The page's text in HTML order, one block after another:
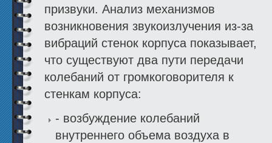
призвуки. Анализ механизмов
возникновения звукоизлучения из-за
вибраций стенок корпуса показывает,
что существуют два пути передачи
колебаний от громкоговорителя к
стенкам корпуса:
- возбуждение колебаний
внутреннего объема воздуха в